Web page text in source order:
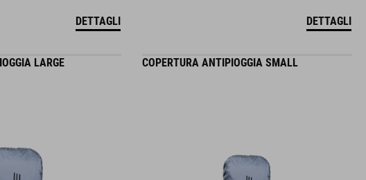
DETTAGLI DETTAGLI
LARGE COPERTURA ANTIPIOGGIA SMALL